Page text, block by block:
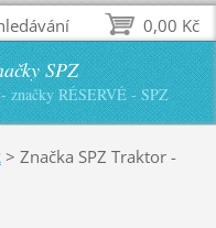
SPZ
značky RÉSERVÉ - SPZ
> Značka SPZ Traktor -
0,00 Kč